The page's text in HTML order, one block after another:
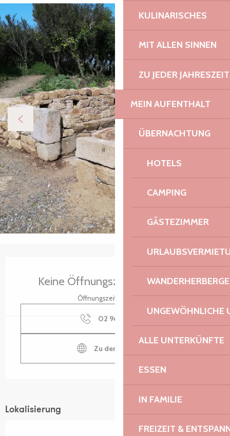
KULINARISCHES
MIT ALLEN SINNEN
ZU JEDER JAHRESZEIT
MEIN AUFENTHALT
ÜBERNACHTUNG
HOTELS
CAMPING
GÄSTEZIMMER
UNGEWÖHNLICHE
ALLE UNTERKÜNFTE
ESSEN
IN FAMILIE
FREIZEIT &
Keine Öffnungszeiten hinterlegt
Öffnungszeiten ansehen
02 96 46 32
Zu den Webseiten
Lokalisierung